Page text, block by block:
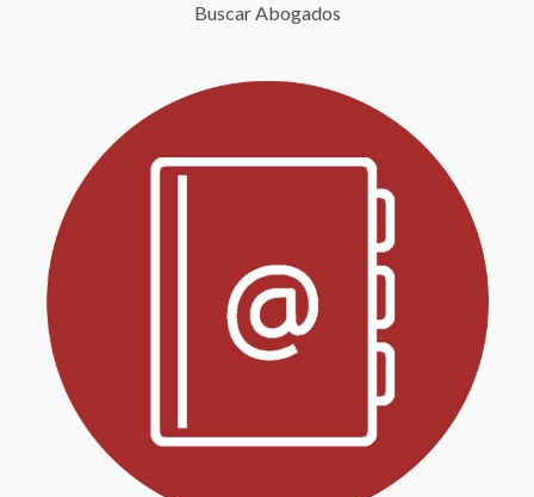
Buscar Abogados